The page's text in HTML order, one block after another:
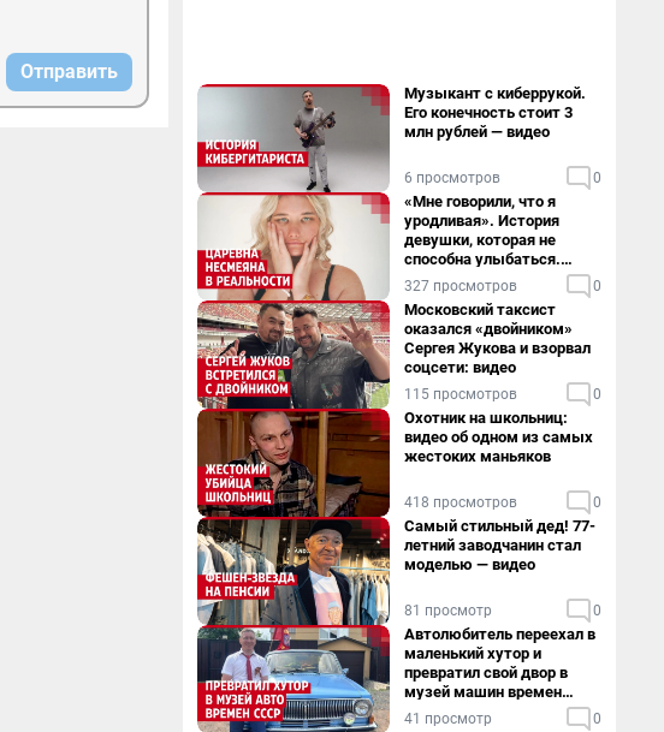
Отправить
Музыкант с киберрукой.
Его конечность стоит 3
млн рублей — видео
6 просмотров 0
«Мне говорили, что я
уродливая». История
девушки, которая не
способна улыбаться.
Видео
327 просмотров 0
Московский таксист
оказался «двойником»
Сергея Жукова и взорвал
соцсети: видео
115 просмотров 0
Охотник на школьниц:
видео об одном из самых
жестоких маньяков
418 просмотров 0
Самый стильный дед! 77-
летний заводчанин стал
моделью — видео
81 просмотр 0
Автолюбитель переехал в
маленький хутор и
превратил свой двор в
музей машин времен
СССР. Видео
41 просмотр 0